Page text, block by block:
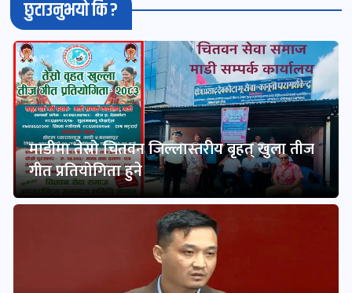
छुटाउनुभयो कि ?
माडीमा तेस्रो चितवन जिल्लास्तरीय बृहत् खुला तीज
गीत प्रतियोगिता हुने